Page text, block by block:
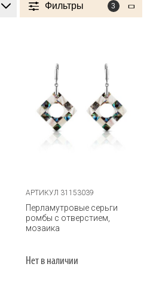
Фильтры 3
АРТИКУЛ 31153039
Перламутровые серьги
ромбы с отверстием,
мозаика
Нет в наличии